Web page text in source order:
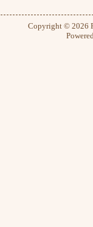
Copyright © 2026